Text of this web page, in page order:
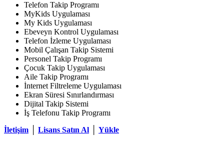
Telefon Takip Programı
MyKids Uygulaması
My Kids Uygulaması
Ebeveyn Kontrol Uygulaması
Telefon İzleme Uygulaması
Mobil Çalışan Takip Sistemi
Personel Takip Programı
Çocuk Takip Uygulaması
Aile Takip Programı
İnternet Filtreleme Uygulaması
Ekran Süresi Sınırlandırması
Dijital Takip Sistemi
İş Telefonu Takip Programı
İletişim
Lisans Satın Al
Yükle